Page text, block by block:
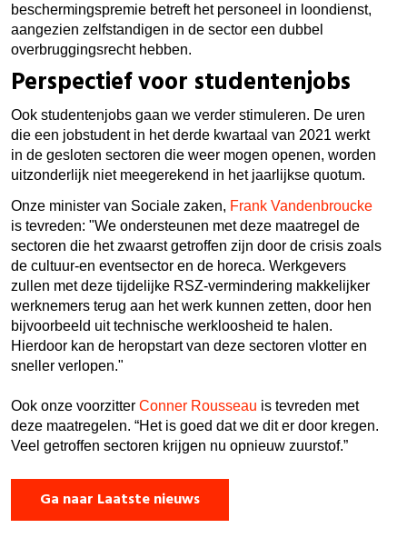
beschermingspremie betreft het personeel in loondienst,
aangezien zelfstandigen in de sector een dubbel
overbruggingsrecht hebben.
Perspectief voor studentenjobs
Ook studentenjobs gaan we verder stimuleren. De uren
die een jobstudent in het derde kwartaal van 2021 werkt
in de gesloten sectoren die weer mogen openen, worden
uitzonderlijk niet meegerekend in het jaarlijkse quotum.
Onze minister van Sociale zaken, Frank Vandenbroucke
is tevreden: "We ondersteunen met deze maatregel de
sectoren die het zwaarst getroffen zijn door de crisis zoals
de cultuur-en eventsector en de horeca. Werkgevers
zullen met deze tijdelijke RSZ-vermindering makkelijker
werknemers terug aan het werk kunnen zetten, door hen
bijvoorbeeld uit technische werkloosheid te halen.
Hierdoor kan de heropstart van deze sectoren vlotter en
sneller verlopen."
Ook onze voorzitter Conner Rousseau is tevreden met
deze maatregelen. “Het is goed dat we dit er door kregen.
Veel getroffen sectoren krijgen nu opnieuw zuurstof.”
Ga naar Laatste nieuws